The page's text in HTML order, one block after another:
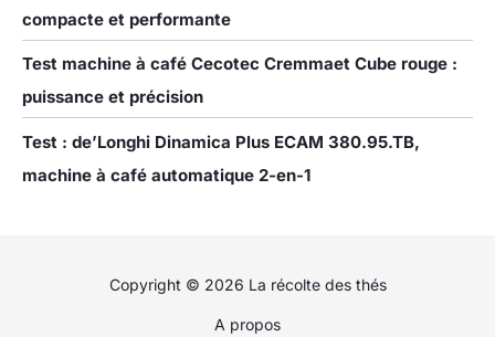
compacte et performante
Test machine à café Cecotec Cremmaet Cube rouge :
puissance et précision
Test : de’Longhi Dinamica Plus ECAM 380.95.TB,
machine à café automatique 2-en-1
Copyright © 2026 La récolte des thés
A propos